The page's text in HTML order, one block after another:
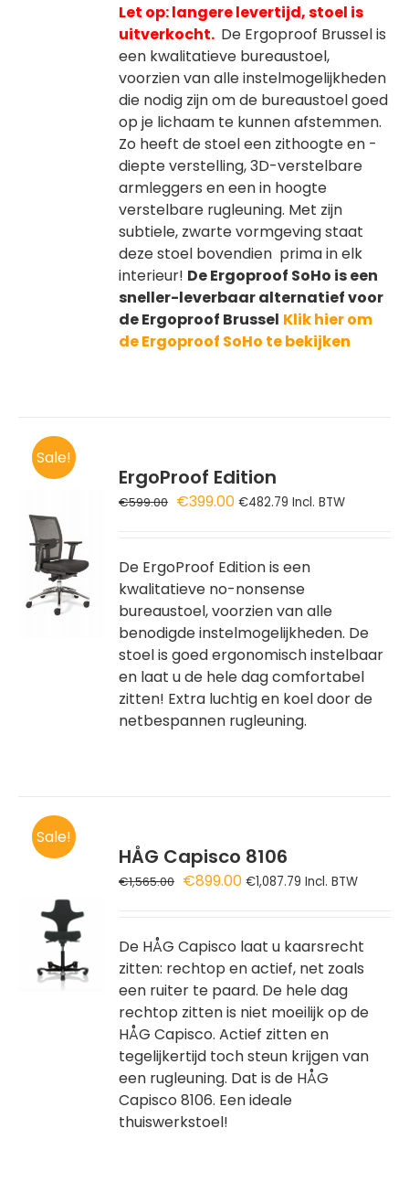
Let op: langere levertijd, stoel is
uitverkocht. De Ergoproof Brussel is
een kwalitatieve bureaustoel,
voorzien van alle instelmogelijkheden
die nodig zijn om de bureaustoel goed
op je lichaam te kunnen afstemmen.
Zo heeft de stoel een zithoogte en -
diepte verstelling, 3D-verstelbare
armleggers en een in hoogte
verstelbare rugleuning. Met zijn
subtiele, zwarte vormgeving staat
deze stoel bovendien prima in elk
interieur! De Ergoproof SoHo is een
sneller-leverbaar alternatief voor
de Ergoproof Brussel Klik hier om
de Ergoproof SoHo te bekijken
Sale!
ErgoProof Edition
€599.00 Oorspronkelijke
€599.00.
€399.00Huidige
€399.00.
€482.79 Incl. BTW
De ErgoProof Edition is een
kwalitatieve no-nonsense
bureaustoel, voorzien van alle
benodigde instelmogelijkheden. De
stoel is goed ergonomisch instelbaar
en laat u de hele dag comfortabel
zitten! Extra luchtig en koel door de
netbespannen rugleuning.
Sale!
HÅG Capisco 8106
€1,565.00 Oorspronkelijke
€1,565.00.
€899.00Huidige
€899.00.
€1,087.79 Incl. BTW
De HÅG Capisco laat u kaarsrecht
zitten: rechtop en actief, net zoals
een ruiter te paard. De hele dag
rechtop zitten is niet moeilijk op de
HÅG Capisco. Actief zitten en
tegelijkertijd toch steun krijgen van
een rugleuning. Dat is de HÅG
Capisco 8106. Een ideale
thuiswerkstoel!